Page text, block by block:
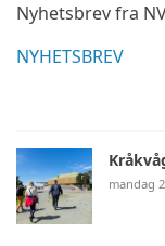
Nyhetsbrev fra
NYHETSBREV
mandag